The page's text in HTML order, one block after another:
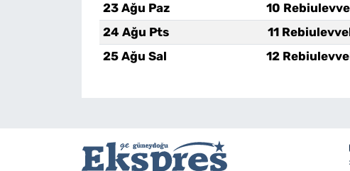
23 Ağu Paz
10
24 Ağu Pts
11
25 Ağu Sal
12